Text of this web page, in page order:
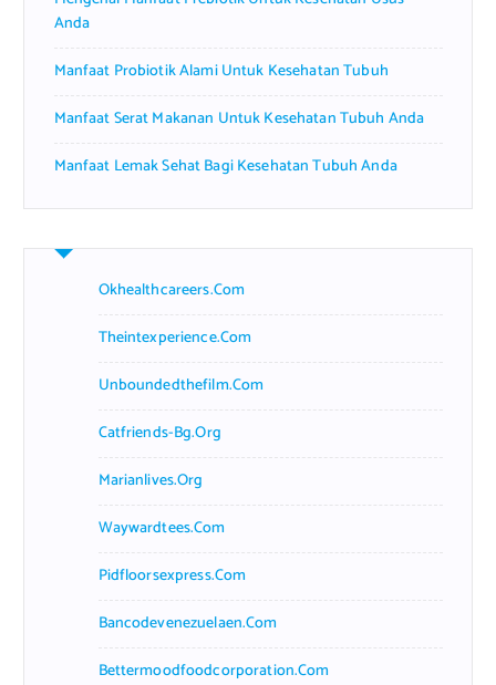
Anda
Manfaat Probiotik Alami Untuk Kesehatan Tubuh
Manfaat Serat Makanan Untuk Kesehatan Tubuh Anda
Manfaat Lemak Sehat Bagi Kesehatan Tubuh Anda
Okhealthcareers.com
Theintexperience.com
Unboundedthefilm.com
Catfriends-Bg.org
Marianlives.org
Waywardtees.com
Pidfloorsexpress.com
Bancodevenezuelaen.com
Bettermoodfoodcorporation.com